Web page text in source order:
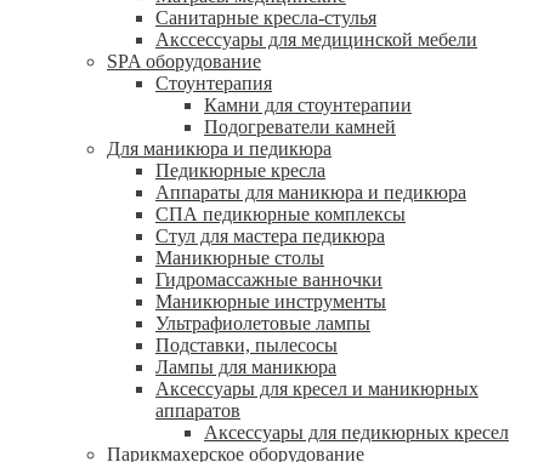
Санитарные кресла-стулья
Акссессуары для медицинской мебели
SPA оборудование
Стоунтерапия
Камни для стоунтерапии
Подогреватели камней
Для маникюра и педикюра
Педикюрные кресла
Аппараты для маникюра и педикюра
СПА педикюрные комплексы
Стул для мастера педикюра
Маникюрные столы
Гидромассажные ванночки
Маникюрные инструменты
Ультрафиолетовые лампы
Подставки, пылесосы
Лампы для маникюра
Аксессуары для кресел и маникюрных
аппаратов
Аксессуары для педикюрных кресел
Парикмахерское оборудование